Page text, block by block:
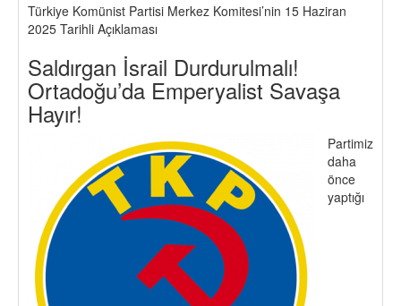
Türkiye Komünist Partisi Merkez Komitesi’nin 15 Haziran
2025 Tarihli Açıklaması
Saldırgan İsrail Durdurulmalı!
Ortadoğu’da Emperyalist Savaşa
Hayır!
Partimiz
daha
önce
yaptığı